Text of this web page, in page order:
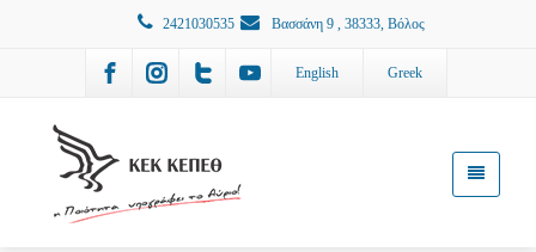
2421030535 Βασσάνη 9 , 38333, Βόλος
English Greek